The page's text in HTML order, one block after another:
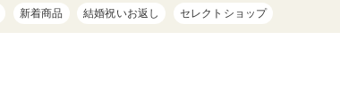
新着商品 結婚祝いお返し セレクトショップ